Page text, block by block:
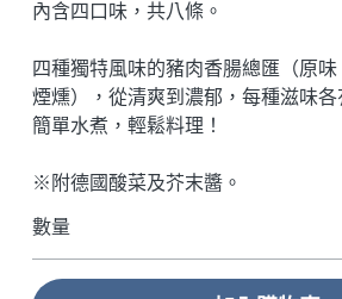
內含四口味，共八條。
四種獨特風味的豬肉香腸總匯（原味
煙燻），從清爽到濃郁，每種滋味各
簡單水煮，輕鬆料理！
※附德國酸菜及芥末醬。
數量